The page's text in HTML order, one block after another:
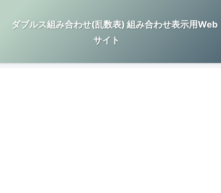
ダブルス組み合わせ(乱数表) 組み合わせ表示用Web
サイト